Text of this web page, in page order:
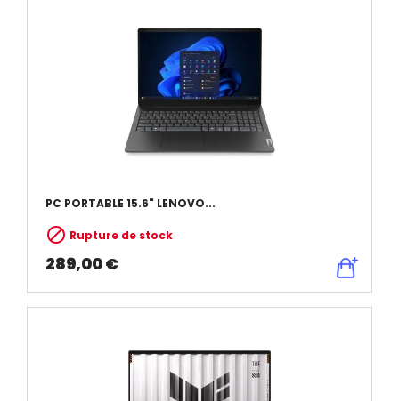
PC PORTABLE 15.6" LENOVO...
 Rupture de stock
289,00 €